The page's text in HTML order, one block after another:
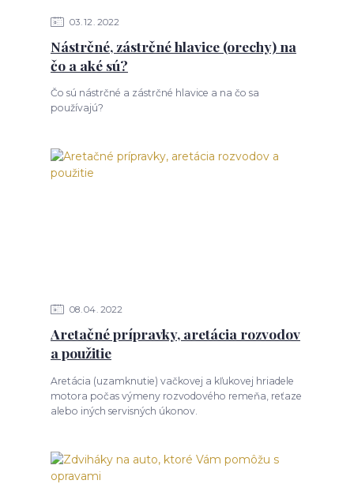
03 12 2022
Nástrčné, zástrčné hlavice (orechy) na
čo a aké sú?
Čo sú nástrčné a zástrčné hlavice a na čo sa
používajú?
08 04 2022
Aretačné prípravky, aretácia rozvodov
a použitie
Aretácia (uzamknutie) vačkovej a kľukovej hriadele
motora počas výmeny rozvodového remeňa, reťaze
alebo iných servisných úkonov.